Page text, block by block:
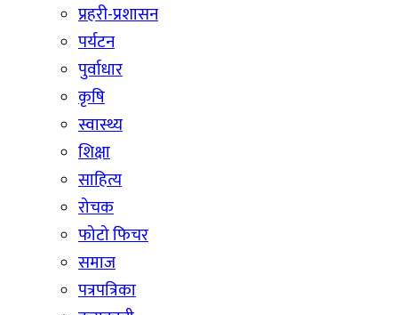
प्रहरी-प्रशासन
पर्यटन
पुर्वाधार
कृषि
स्वास्थ्य
शिक्षा
साहित्य
रोचक
फोटो फिचर
समाज
पत्रपत्रिका